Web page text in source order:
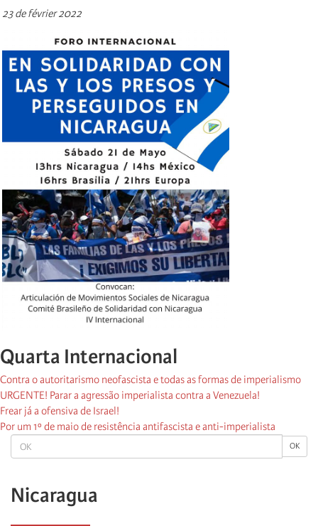
OK OK
Nicaragua
23 de février 2022
Quarta Internacional
Contra o autoritarismo neofascista e todas as formas de imperialismo
URGENTE! Parar a agressão imperialista contra a Venezuela!
Frear já a ofensiva de Israel!
Por um 1º de maio de resistência antifascista e anti-imperialista